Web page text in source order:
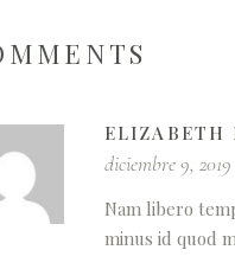
ELIZABETH
diciembre 9, 2019
Nam libero
minus id quod